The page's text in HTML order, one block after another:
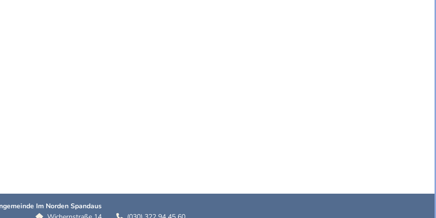
Im Norden Spandaus
 